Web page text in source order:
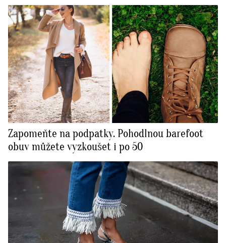
Zapomeňte na podpatky. Pohodlnou barefoot
obuv můžete vyzkoušet i po 50